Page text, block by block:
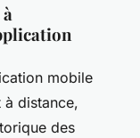
mobile
distance,
des